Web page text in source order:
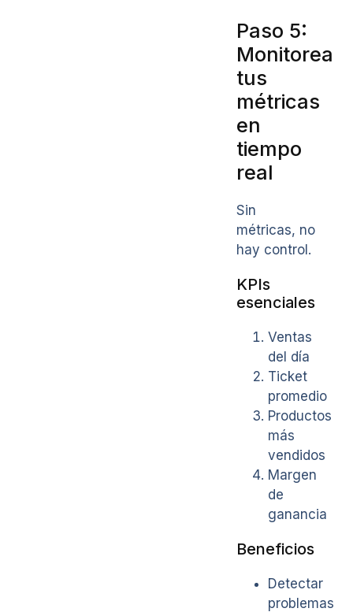
Paso 5:
Monitorea
tus
métricas
en
tiempo
real
Sin
métricas, no
hay control.
KPIs
esenciales
Ventas
del día
Ticket
promedio
Productos
más
vendidos
Margen
de
ganancia
Beneficios
Detectar
problemas